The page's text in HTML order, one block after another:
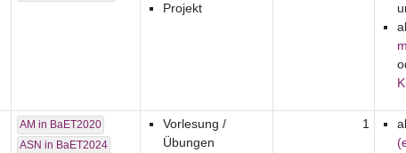
Projekt
AM in BaET2020
ASN in BaET2024
Vorlesung /
Übungen
1